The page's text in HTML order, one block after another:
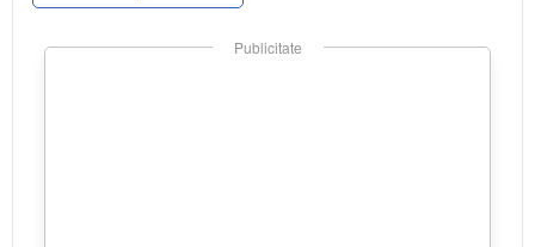
Publicitate